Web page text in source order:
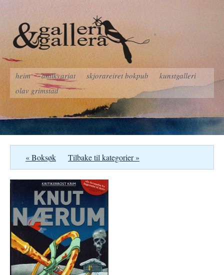
heim antikvariat skjorareiret bokpub
kunstgalleri
olav grimstad
« Boksøk Tilbake til kategorier »